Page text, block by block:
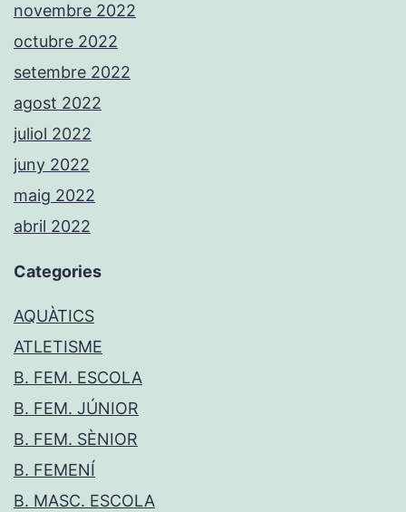
novembre 2022
octubre 2022
setembre 2022
agost 2022
juliol 2022
juny 2022
maig 2022
abril 2022
Categories
AQUÀTICS
ATLETISME
B. FEM. ESCOLA
B. FEM. JÚNIOR
B. FEM. SÈNIOR
B. FEMENÍ
B. MASC. ESCOLA